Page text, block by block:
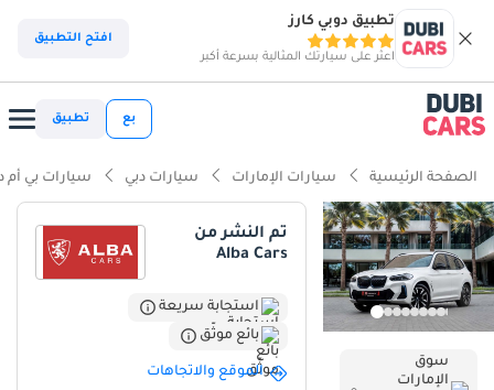
تطبيق دوبي كارز
اعثر على سيارتك المثالية بسرعة أكبر
افتح التطبيق
بع تطبيق
الصفحة الرئيسية سيارات الإمارات سيارات دبي سيارات بي أم
سوق
الإمارات
تم النشر من
Alba Cars
استجابة سريعة
بائع موثّق
الموقع والاتجاهات